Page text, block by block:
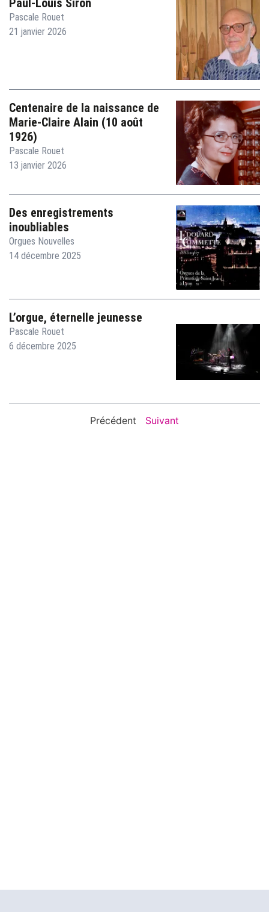
Pascale Rouet
21 janvier 2026
Centenaire de la naissance de
Marie-Claire Alain (10 août
1926)
Pascale Rouet
13 janvier 2026
Des enregistrements
inoubliables
Orgues Nouvelles
14 décembre 2025
L’orgue, éternelle jeunesse
Pascale Rouet
6 décembre 2025
Précédent Suivant